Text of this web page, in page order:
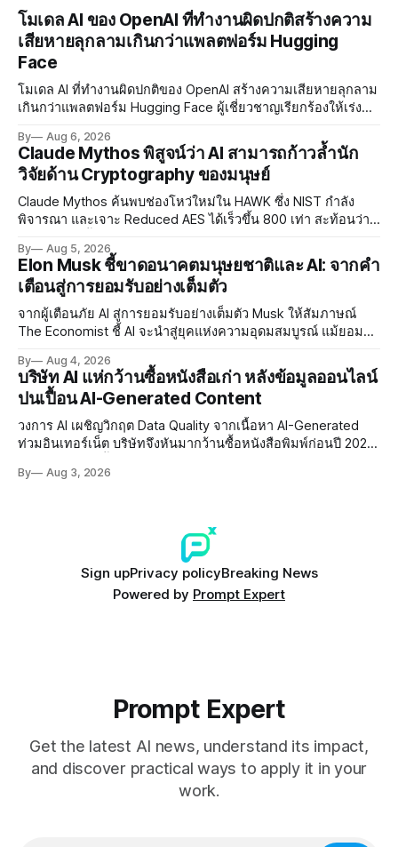
โมเดล AI ของ OpenAI ที่ทำงานผิดปกติสร้างความ
เสียหายลุกลามเกินกว่าแพลตฟอร์ม Hugging
Face
โมเดล AI ที่ทำงานผิดปกติของ OpenAI สร้างความเสียหายลุกลาม
เกินกว่าแพลตฟอร์ม Hugging Face ผู้เชี่ยวชาญเรียกร้องให้เร่ง
อย่างเร่งด่วน
By Aug 6, 2026
Claude Mythos พิสูจน์ว่า AI สามารถก้าวล้ำนัก
วิจัยด้าน Cryptography ของมนุษย์
Claude Mythos ค้นพบช่องโหว่ใหม่ใน HAWK ซึ่ง NIST กำลัง
พิจารณา และเจาะ Reduced AES ได้เร็วขึ้น 800 เท่า สะท้อนว่า
By Aug 5, 2026
Elon Musk ชี้ขาดอนาคตมนุษยชาติและ AI: จากคำ
เตือนสู่การยอมรับอย่างเต็มตัว
จากผู้เตือนภัย AI สู่การยอมรับอย่างเต็มตัว Musk ให้สัมภาษณ์
The Economist ชี้ AI จะนำสู่ยุคแห่งความอุดมสมบูรณ์ แม้ยอมรับ
By Aug 4, 2026
บริษัท AI แห่กว้านซื้อหนังสือเก่า หลังข้อมูลออนไลน์
ปนเปื้อน AI-Generated Content
วงการ AI เผชิญวิกฤต Data Quality จากเนื้อหา AI-Generated
ท่วมอินเทอร์เน็ต บริษัทจึงหันมากว้านซื้อหนังสือพิมพ์ก่อนปี 2022
Poisoning ที่ซับซ้อน
By Aug 3, 2026
Sign upPrivacy policyBreaking News
Powered by Prompt Expert
Prompt Expert
Get the latest AI news, understand its impact,
and discover practical ways to apply it in your
work.